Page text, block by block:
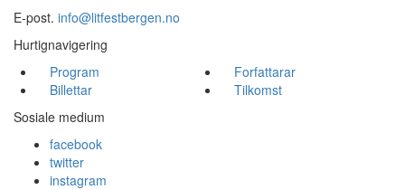
E-post. info@litfestbergen.no
Hurtignavigering
Program
Forfattarar
Billettar
Tilkomst
Sosiale medium
facebook
twitter
instagram